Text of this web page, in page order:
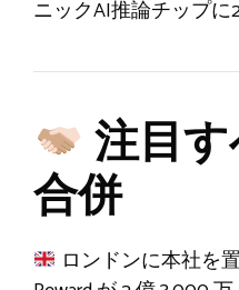
ニックAI推論チップ
注目
合併
ロンドンに本社を